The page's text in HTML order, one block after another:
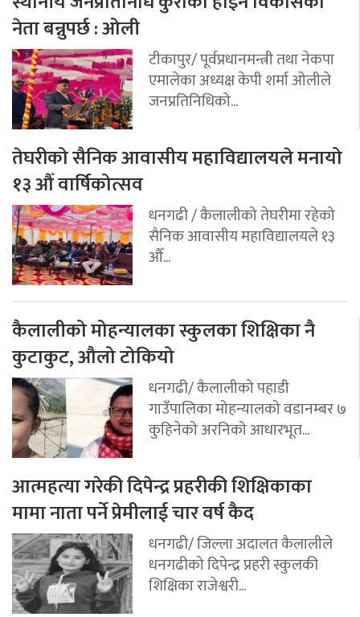
नेता बन्नुपर्छ : ओली
टीकापुर/ पूर्वप्रधानमन्त्री तथा नेकपा
एमालेका अध्यक्ष केपी शर्मा ओलीले
जनप्रतिनिधिको...
तेघरीको सैनिक आवासीय महाविद्यालयले मनायो
१३ औँ वार्षिकोत्सव
धनगढी / कैलालीको तेघरीमा रहेको
सैनिक आवासीय महाविद्यालयले १३
औँ...
कैलालीको मोहन्यालका स्कुलका शिक्षिका नै
कुटाकुट, औलो टोकियो
धनगढी/ कैलालीको पहाडी
गाउँपालिका मोहन्यालको वडानम्बर ७
कुहिनेको अरनिको आधारभूत...
आत्महत्या गरेकी दिपेन्द्र प्रहरीकी शिक्षिकाका
मामा नाता पर्ने प्रेमीलाई चार वर्ष कैद
धनगढी/ जिल्ला अदालत कैलालीले
धनगढीको दिपेन्द्र प्रहरी स्कुलकी
शिक्षिका राजेश्वरी...